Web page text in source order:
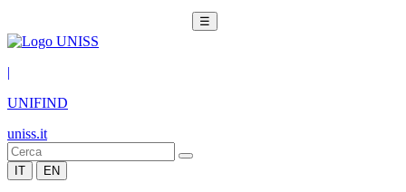
☰
|
UNIFIND
uniss.it
IT EN